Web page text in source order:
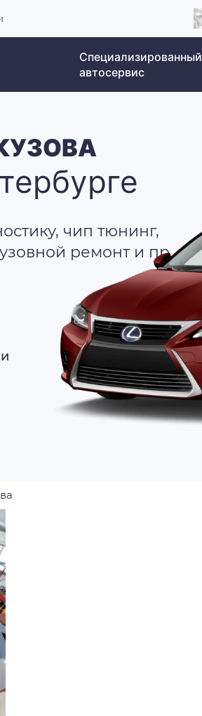
Специализированный
автосервис
чип тюнинг,
ремонт и пр.